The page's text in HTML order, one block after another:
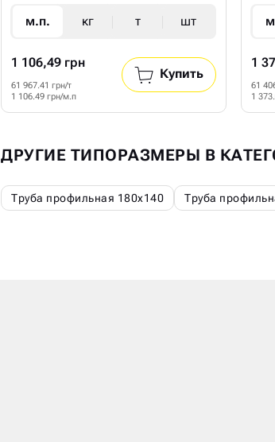
м.п. кг т шт
1 106,49 грн
61 967.41 грн/т
1 106.49 грн/м.п
Купить
1
61
1
ДРУГИЕ ТИПОРАЗМЕРЫ В
Труба профильная 180х140 Труба